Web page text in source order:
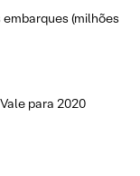
(milhões
para 2020